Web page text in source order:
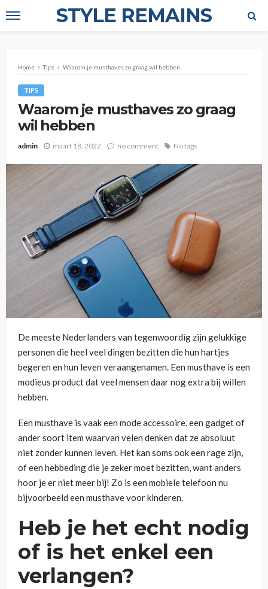
STYLE REMAINS
Home Tips Waarom je musthaves zo graag wil hebben
TIPS
Waarom je musthaves zo graag
wil hebben
admin maart 18, 2022 no comment No tags
De meeste Nederlanders van tegenwoordig zijn gelukkige
personen die heel veel dingen bezitten die hun hartjes
begeren en hun leven veraangenamen. Een musthave is een
modieus product dat veel mensen daar nog extra bij willen
hebben.
Een musthave is vaak een mode accessoire, een gadget of
ander soort item waarvan velen denken dat ze absoluut
niet zonder kunnen leven. Het kan soms ook een rage zijn,
of een hebbeding die je zeker moet bezitten, want anders
hoor je er niet meer bij! Zo is een mobiele telefoon nu
bijvoorbeeld een musthave voor kinderen.
Heb je het echt nodig
of is het enkel een
verlangen?